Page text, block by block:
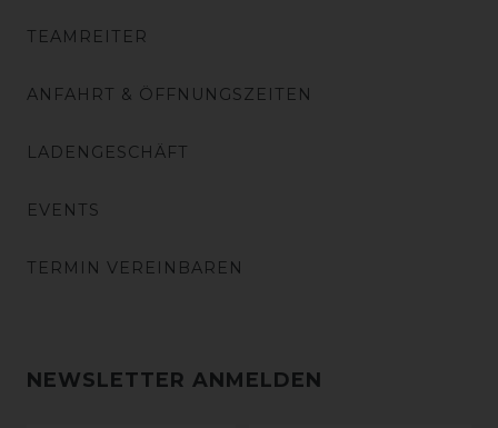
TEAMREITER
ANFAHRT & ÖFFNUNGSZEITEN
LADENGESCHÄFT
EVENTS
TERMIN VEREINBAREN
NEWSLETTER ANMELDEN